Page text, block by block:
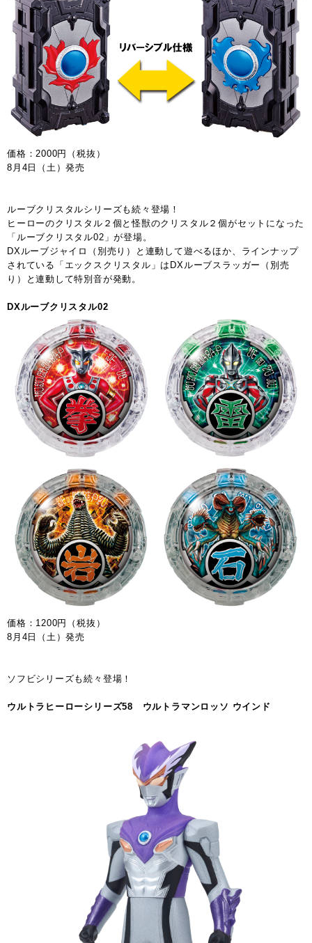
価格：2000円（税抜）
8月4日（土）発売
ルーブクリスタルシリーズも続々登場！
ヒーローのクリスタル２個と怪獣のクリスタル２個がセットになった
「ルーブクリスタル02」が登場。
DXルーブジャイロ（別売り）と連動して遊べるほか、ラインナップ
されている「エックスクリスタル」はDXルーブスラッガー（別売
り）と連動して特別音が発動。
DXルーブクリスタル02
価格：1200円（税抜）
8月4日（土）発売
ソフビシリーズも続々登場！
ウルトラヒーローシリーズ58 ウルトラマンロッソ ウインド